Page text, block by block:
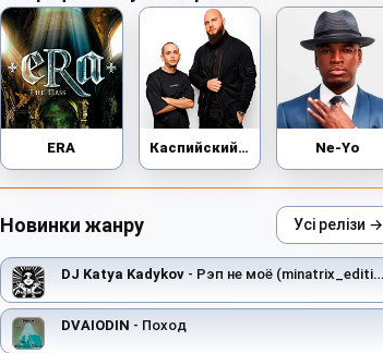
ERA Каспийский Груз Ne-Yo
Новинки жанру Усі релізи →
DJ Katya Kadykov - Рэп не моё (minatrix_edition)
DVAIODIN - Поход